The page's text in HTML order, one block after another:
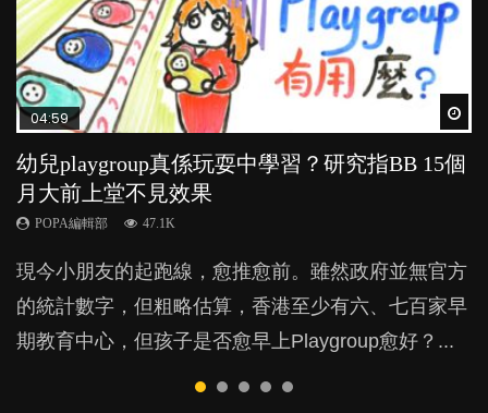
04:59
幼兒playgroup真係玩耍中學習？研究指BB 15個
月大前上堂不見效果
POPA編輯部 47.1K
現今小朋友的起跑線，愈推愈前。雖然政府並無官方
的統計數字，但粗略估算，香港至少有六、七百家早
期教育中心，但孩子是否愈早上Playgroup愈好？...
03:39
幼稚園遊戲課 如何刺激幼兒自發學習取代獎勵
與懲罰？
POPA編輯部 33.1K
由美國學者所創的 tools of the mind 課程，學生以遊
戲方式學習，學術能力和自制能力亦明顯比其他小朋
友優勝，到底這課程有何特別之處？...
03:02
老公患產後憂鬱症對BB的影響
POPA編輯部 15.9K
鬱，影響日常生活，嚴重的甚至會有自殺，或傷害小
朋友的念頭。但為何爸爸患上產後抑鬱往往難以察
覺？...
04:06
全職好？在職好？｜全職媽媽與在職媽媽的壓
力與價值
POPA編輯部 25.8K
許多媽媽心底可能都有一刻掙扎過：究竟全職好，還
是在職好。雖說每個家庭都有自己的獨特狀況和考慮
因素，但原來全職和在職媽媽所養育的子女其實都各
04:18
凡事以BB為中心，就係好爸媽？｜別忽視父母
的身心虛耗
POPA編輯部 31.5K
父母日夜無間、身心俱疲地照顧BB，如何做到正向
教養？部份父母更會為了小朋友放棄自己的嗜好、減
少出席朋友聚會等等，你以為會換來美好的親子關